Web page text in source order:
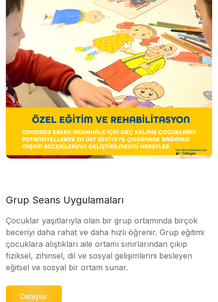
Grup Seans Uygulamaları
Çocuklar yaşıtlarıyla olan bir grup ortamında birçok
beceriyi daha rahat ve daha hızlı öğrenir. Grup eğitimi
çocuklara alıştıkları aile ortamı sınırlarından çıkıp
fiziksel, zihinsel, dil ve sosyal gelişimlerini besleyen
eğitsel ve sosyal bir ortam sunar.
Detaylar